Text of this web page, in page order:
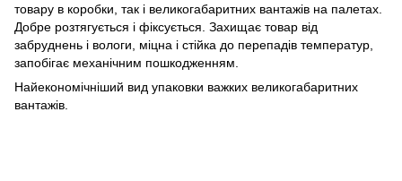
товару в коробки, так і великогабаритних вантажів на палетах.
Добре розтягується і фіксується. Захищає товар від
забруднень і вологи, міцна і стійка до перепадів температур,
запобігає механічним пошкодженням.
Найекономічніший вид упаковки важких великогабаритних
вантажів.